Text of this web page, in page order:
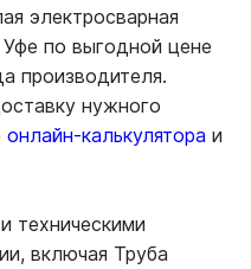
электросварная
по выгодной цене
производителя.
нужного
онлайн-калькулятора и
техническими
включая Труба